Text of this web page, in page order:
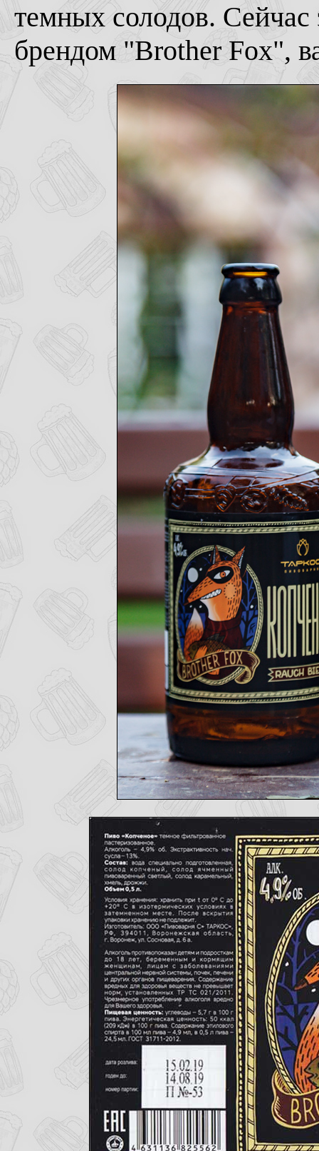
темных солодов. Сейчас
брендом "Brother Fox",